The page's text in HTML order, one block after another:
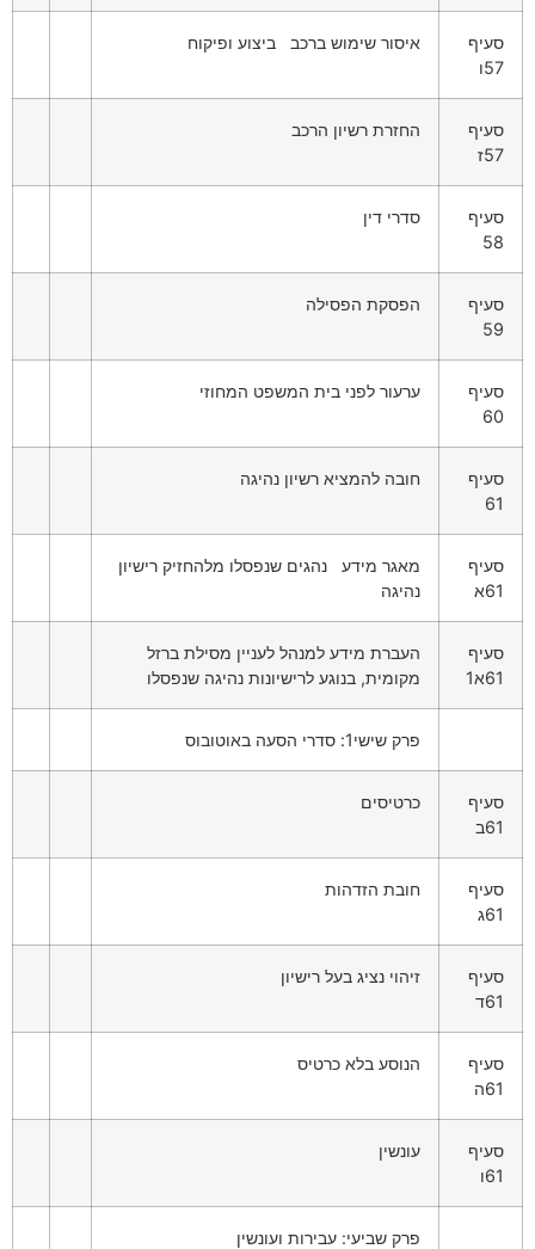
סעיף
57ו
איסור שימוש ברכב ביצוע ופיקוח
סעיף
57ז
החזרת רשיון הרכב
סעיף
58
סדרי דין
סעיף
59
הפסקת הפסילה
סעיף
60
ערעור לפני בית המשפט המחוזי
סעיף
61
חובה להמציא רשיון נהיגה
סעיף
61א
מאגר מידע נהגים שנפסלו מלהחזיק רישיון
נהיגה
סעיף
61א1
העברת מידע למנהל לעניין מסילת ברזל
מקומית, בנוגע לרישיונות נהיגה שנפסלו
פרק שישי1: סדרי הסעה באוטובוס
סעיף
61ב
כרטיסים
סעיף
61ג
חובת הזדהות
סעיף
61ד
זיהוי נציג בעל רישיון
סעיף
61ה
הנוסע בלא כרטיס
סעיף
61ו
עונשין
פרק שביעי: עבירות ועונשין